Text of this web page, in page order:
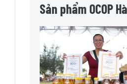
Sản phẩm OCOP